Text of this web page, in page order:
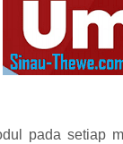
pada setiap